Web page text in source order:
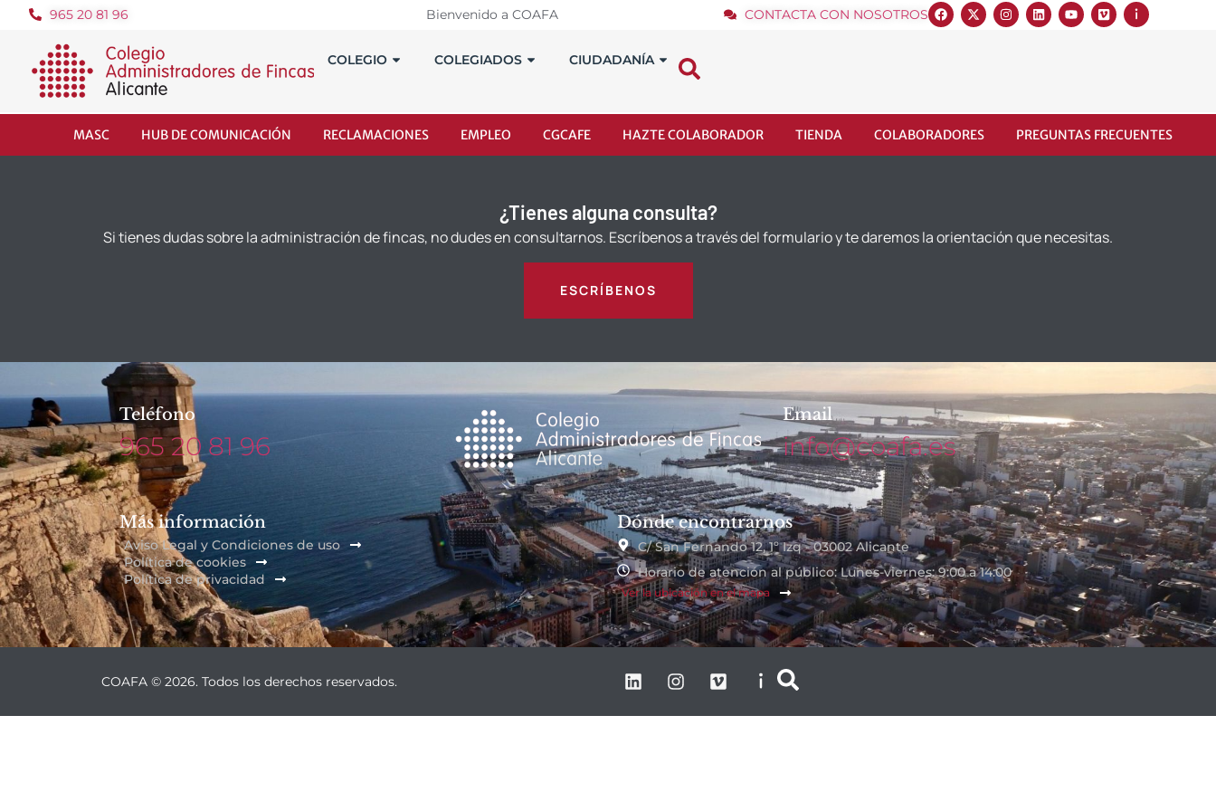
965 20 81 96 Bienvenido a COAFA CONTACTA CON NOSOTROS
COLEGIO COLEGIADOS CIUDADANÍA
MASC HUB DE COMUNICACIÓN RECLAMACIONES EMPLEO CGCAFE HAZTE COLABORADOR TIENDA COLABORADORES PREGUNTAS FRECUENTES
¿Tienes alguna consulta?
Si tienes dudas sobre la administración de fincas, no dudes en consultarnos. Escríbenos a través del formulario y te daremos la orientación que necesitas.
ESCRÍBENOS
Teléfono
965 20 81 96
Email
info@coafa.es
Más información
Aviso Legal y Condiciones de uso
Política de cookies
Política de privacidad
Dónde encontrarnos
C/ San Fernando 12, 1º Izq - 03002 Alicante
Horario de atención al público: Lunes-viernes: 9:00 a 14:00
Ver la ubicación en el mapa
COAFA © 2026. Todos los derechos reservados.